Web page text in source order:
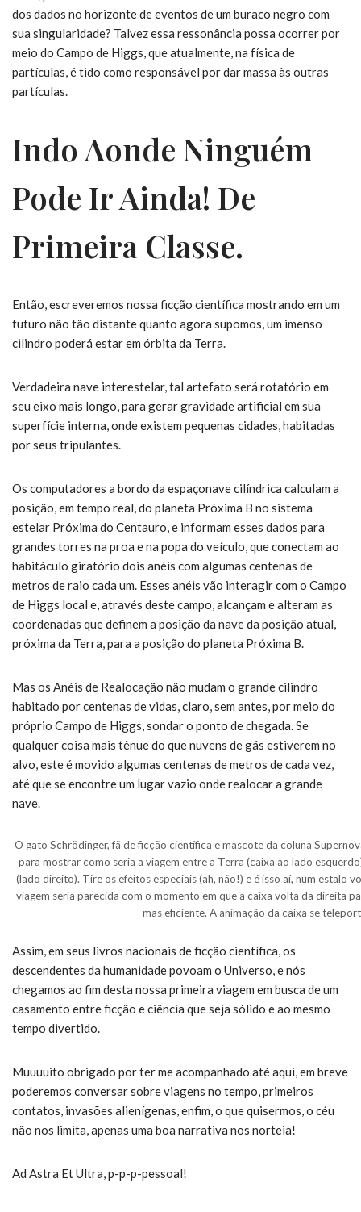
dos dados no horizonte de eventos de um buraco negro com
sua singularidade? Talvez essa ressonância possa ocorrer por
meio do Campo de Higgs, que atualmente, na física de
partículas, é tido como responsável por dar massa às outras
partículas.
Indo Aonde Ninguém
Pode Ir Ainda! De
Primeira Classe.
Então, escreveremos nossa ficção científica mostrando em um
futuro não tão distante quanto agora supomos, um imenso
cilindro poderá estar em órbita da Terra.
Verdadeira nave interestelar, tal artefato será rotatório em
seu eixo mais longo, para gerar gravidade artificial em sua
superfície interna, onde existem pequenas cidades, habitadas
por seus tripulantes.
Os computadores a bordo da espaçonave cilíndrica calculam a
posição, em tempo real, do planeta Próxima B no sistema
estelar Próxima do Centauro, e informam esses dados para
grandes torres na proa e na popa do veículo, que conectam ao
habitáculo giratório dois anéis com algumas centenas de
metros de raio cada um. Esses anéis vão interagir com o Campo
de Higgs local e, através deste campo, alcançam e alteram as
coordenadas que definem a posição da nave da posição atual,
próxima da Terra, para a posição do planeta Próxima B.
Mas os Anéis de Realocação não mudam o grande cilindro
habitado por centenas de vidas, claro, sem antes, por meio do
próprio Campo de Higgs, sondar o ponto de chegada. Se
qualquer coisa mais tênue do que nuvens de gás estiverem no
alvo, este é movido algumas centenas de metros de cada vez,
até que se encontre um lugar vazio onde realocar a grande
nave.
O gato Schrödinger, fã de ficção científica e mascote da coluna
para mostrar como seria a viagem entre a Terra (caixa ao lado
(lado direito). Tire os efeitos especiais (ah, não!) e é isso aí, num estalo
viagem seria parecida com o momento em que a caixa volta da direita
mas eficiente. A animação da caixa se
Assim, em seus livros nacionais de ficção científica, os
descendentes da humanidade povoam o Universo, e nós
chegamos ao fim desta nossa primeira viagem em busca de um
casamento entre ficção e ciência que seja sólido e ao mesmo
tempo divertido.
Muuuuito obrigado por ter me acompanhado até aqui, em breve
poderemos conversar sobre viagens no tempo, primeiros
contatos, invasões alienígenas, enfim, o que quisermos, o céu
não nos limita, apenas uma boa narrativa nos norteia!
Ad Astra Et Ultra, p-p-p-pessoal!